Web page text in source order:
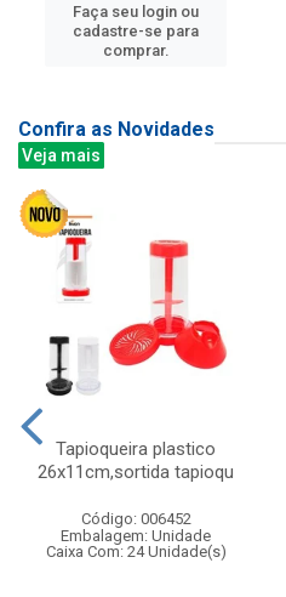
Faça seu login ou
cadastre-se para
comprar.
Confira as Novidades
Veja mais
Tapioqueira plastico
26x11cm,sortida tapioqu
Código: 006452
Embalagem: Unidade
Caixa Com: 24 Unidade(s)